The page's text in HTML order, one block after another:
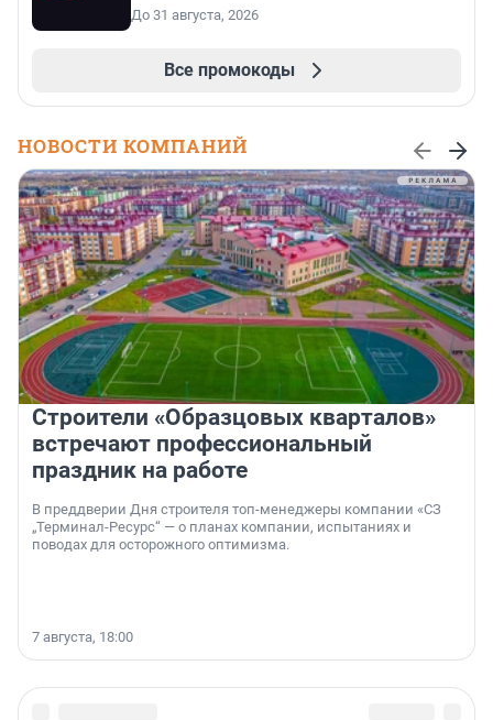
До 31 августа, 2026
Все промокоды
НОВОСТИ КОМПАНИЙ
Строители «Образцовых кварталов»
встречают профессиональный
праздник на работе
В преддверии Дня строителя топ-менеджеры компании «СЗ
„Терминал-Ресурс“ — о планах компании, испытаниях и
поводах для осторожного оптимизма.
7 августа, 18:00